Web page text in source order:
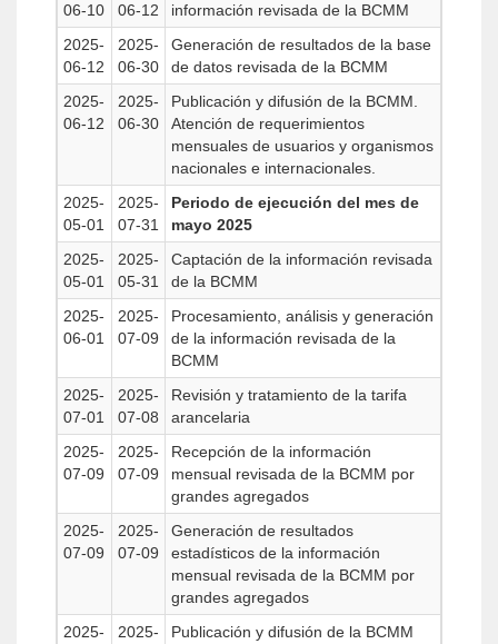
06-10
06-12
información revisada de la BCMM
2025-
06-12
2025-
06-30
Generación de resultados de la base
de datos revisada de la BCMM
2025-
06-12
2025-
06-30
Publicación y difusión de la BCMM.
Atención de requerimientos
mensuales de usuarios y organismos
nacionales e internacionales.
2025-
05-01
2025-
07-31
Periodo de ejecución del mes de
mayo 2025
2025-
05-01
2025-
05-31
Captación de la información revisada
de la BCMM
2025-
06-01
2025-
07-09
Procesamiento, análisis y generación
de la información revisada de la
BCMM
2025-
07-01
2025-
07-08
Revisión y tratamiento de la tarifa
arancelaria
2025-
07-09
2025-
07-09
Recepción de la información
mensual revisada de la BCMM por
grandes agregados
2025-
07-09
2025-
07-09
Generación de resultados
estadísticos de la información
mensual revisada de la BCMM por
grandes agregados
2025-
2025-
Publicación y difusión de la BCMM